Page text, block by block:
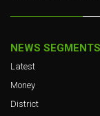
NEWS SEGMENTS
Latest
Money
District